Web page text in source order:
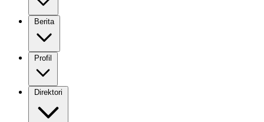
Berita
Profil
Direktori